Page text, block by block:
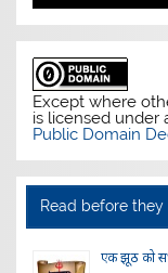
Except where
is licensed under
Public Domain
Read before they
एक झूठ को